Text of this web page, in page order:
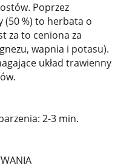
Poprzez
(50 %) to herbata o
za to ceniona za
wapnia i potasu).
układ trawienny
2-3 min.